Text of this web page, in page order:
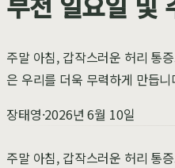
주말 아침, 갑작스러운 허리 통
은 우리를 더욱 무력하게 만듭
장태영·2026년 6월 10일
주말 아침, 갑작스러운 허리 통